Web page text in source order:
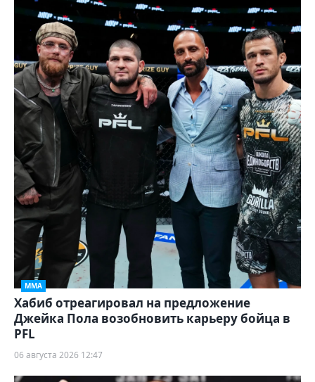
ММА
Хабиб отреагировал на предложение
Джейка Пола возобновить карьеру бойца в
PFL
06 августа 2026 12:47